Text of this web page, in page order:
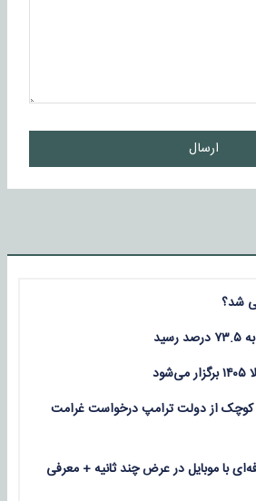
ارسال
شد؟
کوچک از دولت ترامپ درخواست غرامت
با موبایل در عرض چند ثانیه + معرفی